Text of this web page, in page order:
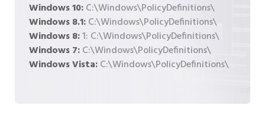
Windows 10:C:\Windows\PolicyDefinitions\
Windows 8.1:C:\Windows\PolicyDefinitions\
Windows 8:1: C:\Windows\PolicyDefinitions\
Windows 7:C:\Windows\PolicyDefinitions\
Windows Vista:C:\Windows\PolicyDefinitions\